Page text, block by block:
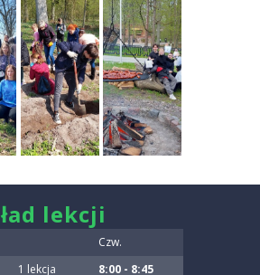
lekcji
Czw.
1 lekcja 8:00 - 8:45